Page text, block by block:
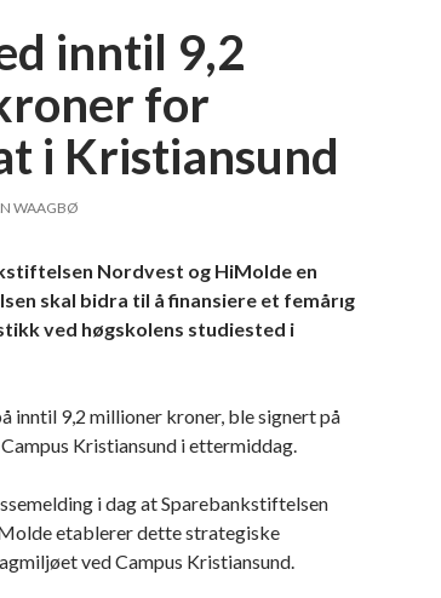
inntil 9,2
for
i Kristiansund
WAAGBØ
Nordvest og HiMolde en
skal bidra til å finansiere et femårıg
ved høgskolens studiested i
inntil 9,2 millioner kroner, ble signert på
Kristiansund i ettermiddag.
i dag at Sparebankstiftelsen
etablerer dette strategiske
ved Campus Kristiansund.